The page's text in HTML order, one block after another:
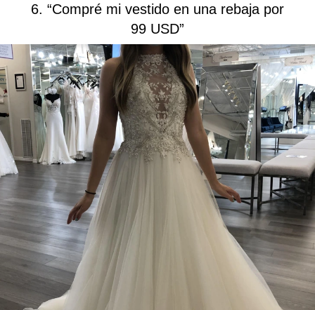
6. “Compré mi vestido en una rebaja por
99 USD”